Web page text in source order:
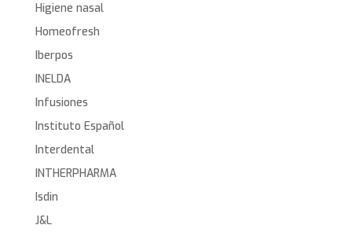
Higiene nasal
Homeofresh
Iberpos
INELDA
Infusiones
Instituto Español
Interdental
INTHERPHARMA
Isdin
J&L